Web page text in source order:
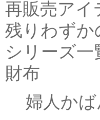
再販売アイ
残りわずか
シリーズ一
財布
婦人か